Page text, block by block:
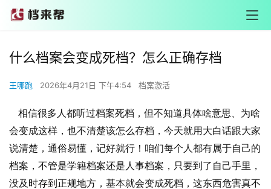
什么档案会变成死档？怎么正确存档
王哪跑 2026年4月21日 下午4:54 档案激活
相信很多人都听过档案死档，但不知道具体啥意思、为啥
会变成这样，也不清楚该怎么存档，今天就用大白话跟大家
说清楚，通俗易懂，记好就行！咱们每个人都有属于自己的
档案，不管是学籍档案还是人事档案，只要到了自己手里，
没及时存到正规地方，基本就会变成死档，这东西危害真不